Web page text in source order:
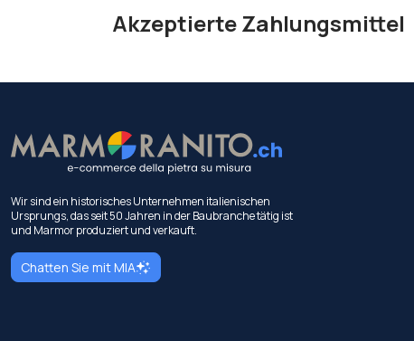
Akzeptierte Zahlungsmittel
Wir sind ein historisches Unternehmen italienischen
Ursprungs, das seit 50 Jahren in der Baubranche tätig ist
und Marmor produziert und verkauft.
Chatten Sie mit MIA